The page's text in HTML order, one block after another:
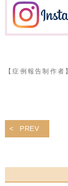
【症例報告制作者
PREV